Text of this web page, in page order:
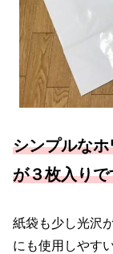
シンプルな
が３枚入りで
紙袋も少し光沢
にも使用しやす